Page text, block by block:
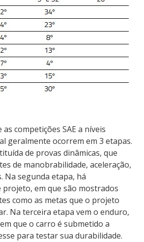
competições SAE a níveis
geralmente ocorrem em 3 etapas.
de provas dinâmicas, que
de manobrabilidade, aceleração,
segunda etapa, há
projeto, em que são mostrados
como as metas que o projeto
Na terceira etapa vem o enduro,
que o carro é submetido a
para testar sua durabilidade.